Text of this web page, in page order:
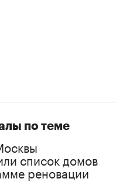
по теме
список домов
реновации